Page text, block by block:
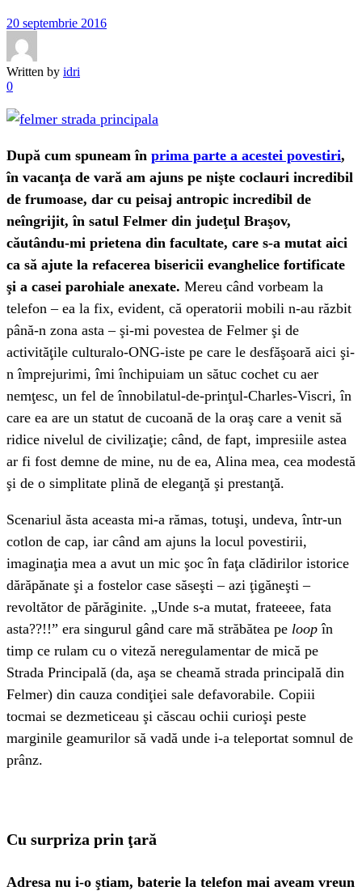
20 septembrie 2016
Written by idri
0
După cum spuneam în prima parte a acestei povestiri,
în vacanţa de vară am ajuns pe nişte coclauri incredibil
de frumoase, dar cu peisaj antropic incredibil de
neîngrijit, în satul Felmer din judeţul Braşov,
căutându-mi prietena din facultate, care s-a mutat aici
ca să ajute la refacerea bisericii evanghelice fortificate
şi a casei parohiale anexate. Mereu când vorbeam la
telefon – ea la fix, evident, că operatorii mobili n-au răzbit
până-n zona asta – şi-mi povestea de Felmer şi de
activităţile culturalo-ONG-iste pe care le desfăşoară aici şi-
n împrejurimi, îmi închipuiam un sătuc cochet cu aer
nemţesc, un fel de înnobilatul-de-prinţul-Charles-Viscri, în
care ea are un statut de cucoană de la oraş care a venit să
ridice nivelul de civilizaţie; când, de fapt, impresiile astea
ar fi fost demne de mine, nu de ea, Alina mea, cea modestă
şi de o simplitate plină de eleganţă şi prestanţă.
Scenariul ăsta aceasta mi-a rămas, totuşi, undeva, într-un
cotlon de cap, iar când am ajuns la locul povestirii,
imaginaţia mea a avut un mic şoc în faţa clădirilor istorice
dărăpănate şi a fostelor case săseşti – azi ţigăneşti –
revoltător de părăginite. „Unde s-a mutat, frateeee, fata
asta??!!” era singurul gând care mă străbătea pe loop în
timp ce rulam cu o viteză neregulamentar de mică pe
Strada Principală (da, aşa se cheamă strada principală din
Felmer) din cauza condiţiei sale defavorabile. Copiii
tocmai se dezmeticeau şi căscau ochii curioşi peste
marginile geamurilor să vadă unde i-a teleportat somnul de
prânz.
Cu surpriza prin ţară
Adresa nu i-o ştiam, baterie la telefon mai aveam vreun